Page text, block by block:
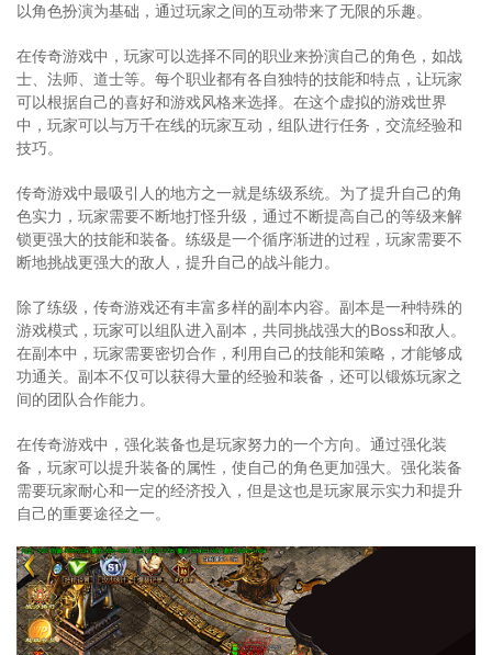
以角色扮演为基础，通过玩家之间的互动带来了无限的乐趣。
在传奇游戏中，玩家可以选择不同的职业来扮演自己的角色，如战
士、法师、道士等。每个职业都有各自独特的技能和特点，让玩家
可以根据自己的喜好和游戏风格来选择。在这个虚拟的游戏世界
中，玩家可以与万千在线的玩家互动，组队进行任务，交流经验和
技巧。
传奇游戏中最吸引人的地方之一就是练级系统。为了提升自己的角
色实力，玩家需要不断地打怪升级，通过不断提高自己的等级来解
锁更强大的技能和装备。练级是一个循序渐进的过程，玩家需要不
断地挑战更强大的敌人，提升自己的战斗能力。
除了练级，传奇游戏还有丰富多样的副本内容。副本是一种特殊的
游戏模式，玩家可以组队进入副本，共同挑战强大的Boss和敌人。
在副本中，玩家需要密切合作，利用自己的技能和策略，才能够成
功通关。副本不仅可以获得大量的经验和装备，还可以锻炼玩家之
间的团队合作能力。
在传奇游戏中，强化装备也是玩家努力的一个方向。通过强化装
备，玩家可以提升装备的属性，使自己的角色更加强大。强化装备
需要玩家耐心和一定的经济投入，但是这也是玩家展示实力和提升
自己的重要途径之一。